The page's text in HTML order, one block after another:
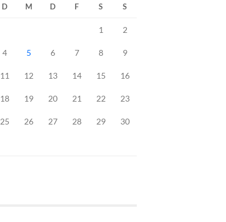
D M D F S S
1 2
4 5 6 7 8 9
11 12 13 14 15 16
18 19 20 21 22 23
25 26 27 28 29 30